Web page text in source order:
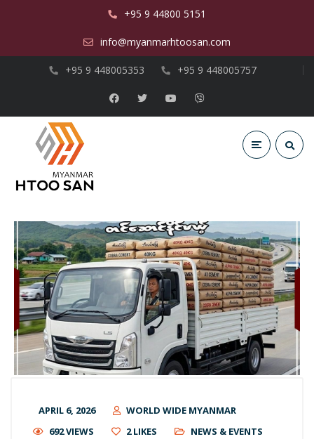
+95 9 44800 5151
info@myanmarhtoosan.com
+95 9 448005353 +95 9 448005757
APRIL 6, 2026
WORLD WIDE MYANMAR
692 VIEWS
2LIKES NEWS & EVENTS